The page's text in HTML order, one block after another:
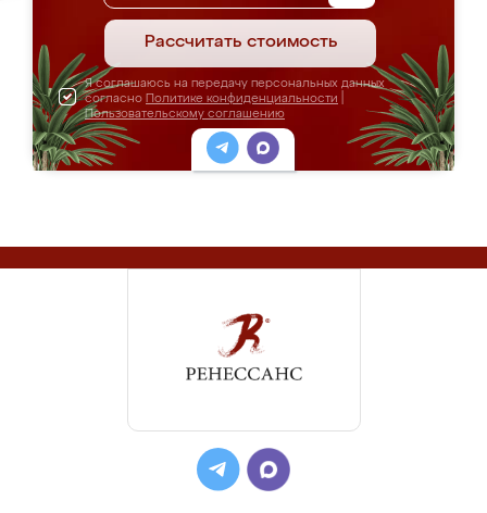
Рассчитать стоимость
Я соглашаюсь на передачу персональных данных
согласно Политике конфиденциальности
Пользовательскому соглашению